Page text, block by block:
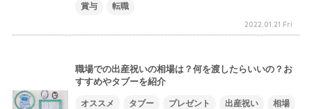
賞与 転職
2022.01.21 Fri
職場での出産祝いの相場は？何を渡したらいいの？お
すすめやタブーを紹介
オススメ タブー プレゼント 出産祝い 相場